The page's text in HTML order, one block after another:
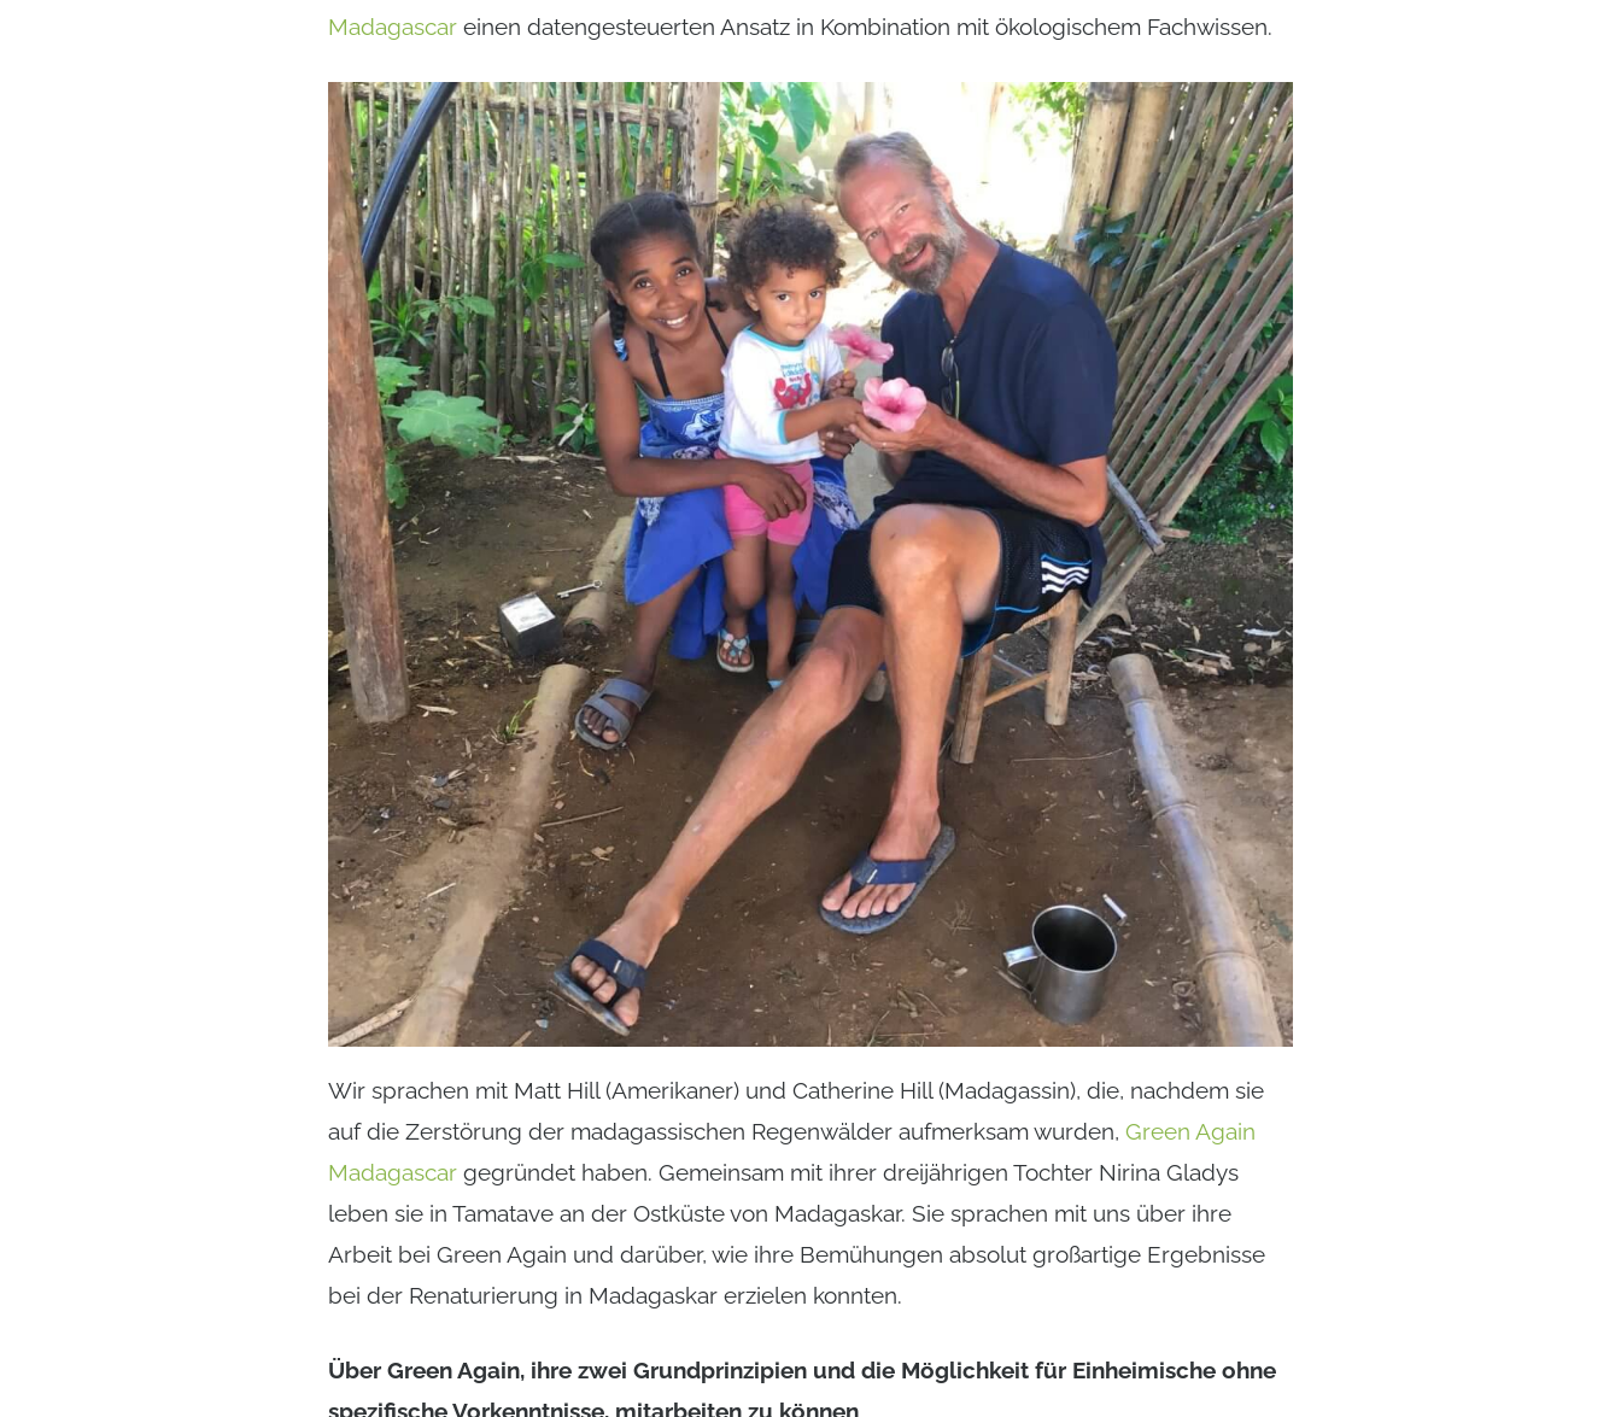
Madagascar einen datengesteuerten Ansatz in Kombination mit ökologischem Fachwissen.
Wir sprachen mit Matt Hill (Amerikaner) und Catherine Hill (Madagassin), die, nachdem sie
auf die Zerstörung der madagassischen Regenwälder aufmerksam wurden, Green Again
Madagascar gegründet haben. Gemeinsam mit ihrer dreijährigen Tochter Nirina Gladys
leben sie in Tamatave an der Ostküste von Madagaskar. Sie sprachen mit uns über ihre
Arbeit bei Green Again und darüber, wie ihre Bemühungen absolut großartige Ergebnisse
bei der Renaturierung in Madagaskar erzielen konnten.
Über Green Again, ihre zwei Grundprinzipien und die Möglichkeit für Einheimische ohne
spezifische Vorkenntnisse, mitarbeiten zu können